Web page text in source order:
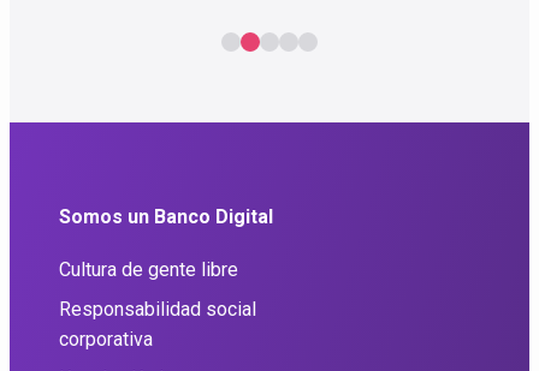
Somos un Banco Digital
Cultura de gente libre
Responsabilidad social
corporativa